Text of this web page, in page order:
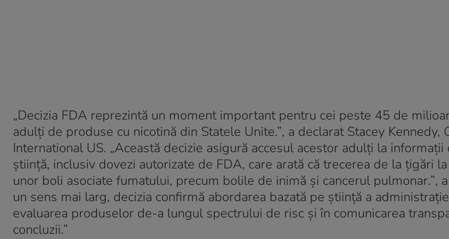
„Decizia FDA reprezintă un moment important pentru cei peste 45 de
adulți de produse cu nicotină din Statele Unite.”, a declarat Stacey Kennedy,
International US. „Această decizie asigură accesul acestor adulți la informații
știință, inclusiv dovezi autorizate de FDA, care arată că trecerea de la țigări
unor boli asociate fumatului, precum bolile de inimă și cancerul pulmonar.”,
un sens mai larg, decizia confirmă abordarea bazată pe știință a
evaluarea produselor de-a lungul spectrului de risc și în comunicarea
concluzii.”